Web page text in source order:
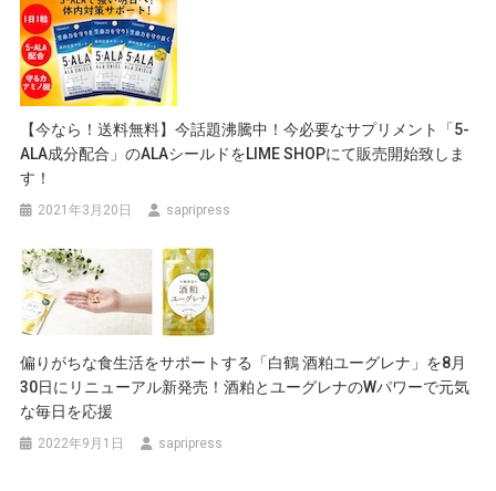
【今なら！送料無料】今話題沸騰中！今必要なサプリメント「5-
ALA成分配合」のALAシールドをLIME SHOPにて販売開始致しま
す！
2021年3月20日 sapripress
偏りがちな食生活をサポートする「白鶴 酒粕ユーグレナ」を8月
30日にリニューアル新発売！酒粕とユーグレナのWパワーで元気
な毎日を応援
2022年9月1日 sapripress